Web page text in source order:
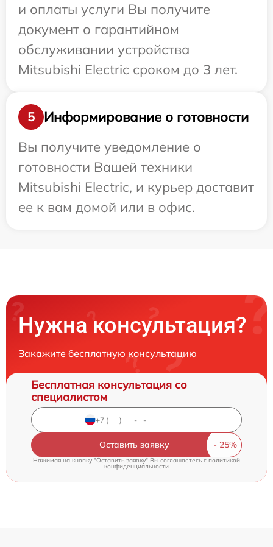
и оплаты услуги Вы получите
документ о гарантийном
обслуживании устройства
Mitsubishi Electric сроком до 3 лет.
5
Информирование о готовности
Вы получите уведомление о
готовности Вашей техники
Mitsubishi Electric, и курьер доставит
ее к вам домой или в офис.
Нужна консультация?
Закажите бесплатную консультацию
Бесплатная консультация со
специалистом
Оставить заявку
Нажимая на кнопку "Оставить заявку" Вы соглашаетесь c политикой
конфиденциальности